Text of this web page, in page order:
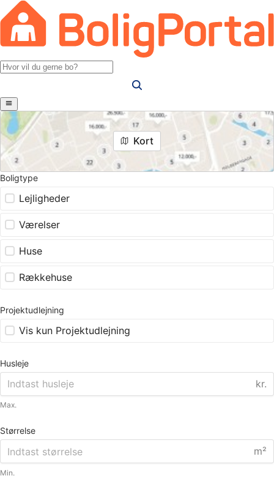
Kort
Boligtype
Lejligheder
Værelser
Huse
Rækkehuse
Projektudlejning
Vis kun Projektudlejning
Husleje
kr.
Max.
Størrelse
m²
Min.